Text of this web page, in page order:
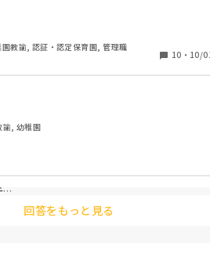
教諭, 認証・認定保育園, 管理職
10 ・ 10/
諭, 幼稚園
回答をもっと見る